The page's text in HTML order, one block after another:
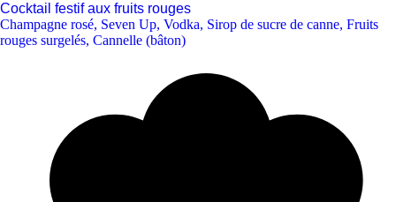
Cocktail festif aux fruits rouges
Champagne rosé, Seven Up, Vodka, Sirop de sucre de canne, Fruits
rouges surgelés, Cannelle (bâton)